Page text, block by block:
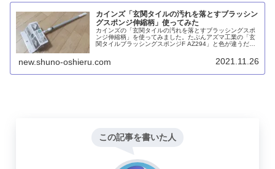
カインズ「玄関タイルの汚れを落とすブラッシン
グスポンジ伸縮柄」使ってみた
カインズの「玄関タイルの汚れを落とすブラッシングスポ
ンジ伸縮柄」を使ってみました。たぶんアズマ工業の「玄
関タイルブラッシングスポンジF AZ294」と色が違うだけ
new.shuno-oshieru.com 2021.11.26
この記事を書いた人